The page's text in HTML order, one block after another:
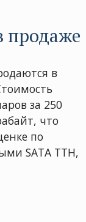
продаже
в
за 250
что
по
SATA ТТН,